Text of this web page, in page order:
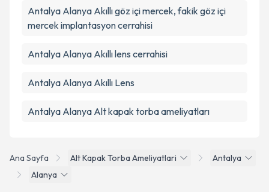
Ana Sayfa Alt Kapak Torba Ameliyatlari
Antalya
Alanya
Antalya Alanya Akıllı göz içi mercek, fakik göz içi
mercek implantasyon cerrahisi
Antalya Alanya Akıllı lens cerrahisi
Antalya Alanya Akıllı Lens
Antalya Alanya Alt kapak torba ameliyatları